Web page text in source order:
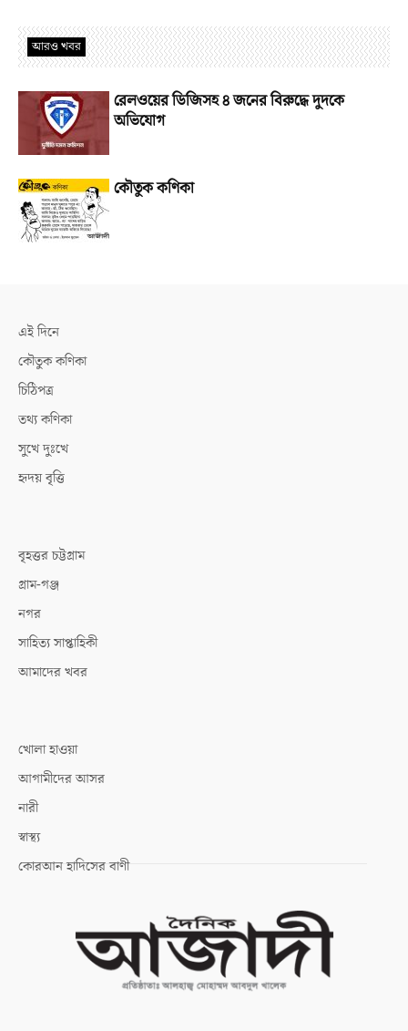
আরও খবর
রেলওয়ের ডিজিসহ ৪ জনের বিরুদ্ধে দুদকে
অভিযোগ
কৌতুক কণিকা
এই দিনে
কৌতুক কণিকা
চিঠিপত্র
তথ্য কণিকা
সুখে দুঃখে
হৃদয় বৃত্তি
বৃহত্তর চট্টগ্রাম
গ্রাম-গঞ্জ
নগর
সাহিত্য সাপ্তাহিকী
আমাদের খবর
খোলা হাওয়া
আগামীদের আসর
নারী
স্বাস্থ্য
কোরআন হাদিসের বাণী